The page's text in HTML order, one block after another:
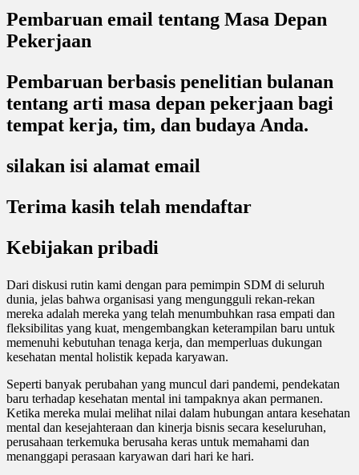
Pembaruan email tentang Masa Depan
Pekerjaan
Pembaruan berbasis penelitian bulanan
tentang arti masa depan pekerjaan bagi
tempat kerja, tim, dan budaya Anda.
silakan isi alamat email
Terima kasih telah mendaftar
Kebijakan pribadi
Dari diskusi rutin kami dengan para pemimpin SDM di seluruh
dunia, jelas bahwa organisasi yang mengungguli rekan-rekan
mereka adalah mereka yang telah menumbuhkan rasa empati dan
fleksibilitas yang kuat, mengembangkan keterampilan baru untuk
memenuhi kebutuhan tenaga kerja, dan memperluas dukungan
kesehatan mental holistik kepada karyawan.
Seperti banyak perubahan yang muncul dari pandemi, pendekatan
baru terhadap kesehatan mental ini tampaknya akan permanen.
Ketika mereka mulai melihat nilai dalam hubungan antara kesehatan
mental dan kesejahteraan dan kinerja bisnis secara keseluruhan,
perusahaan terkemuka berusaha keras untuk memahami dan
menanggapi perasaan karyawan dari hari ke hari.